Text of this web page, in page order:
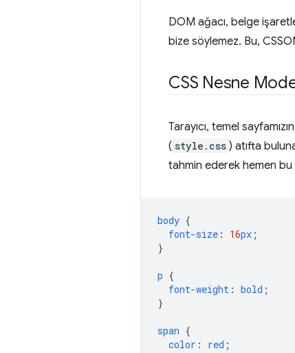
DOM ağacı, belge
bize söylemez. Bu,
CSS Nesne
Tarayıcı, temel
( style.css ) atıfta
tahmin ederek hemen
body {
font-size : 16px ;
}
p {
font-weight : bold ;
}
span {
color : red ;